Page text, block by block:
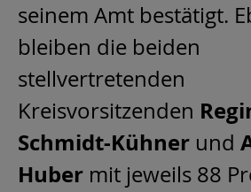
seinem Amt bestätigt.
bleiben die beiden
stellvertretenden
Kreisvorsitzenden
Schmidt-Kühner und
Huber mit jeweils 88